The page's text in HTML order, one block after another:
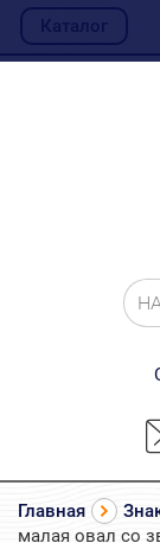
Каталог
Главная
малая овал со